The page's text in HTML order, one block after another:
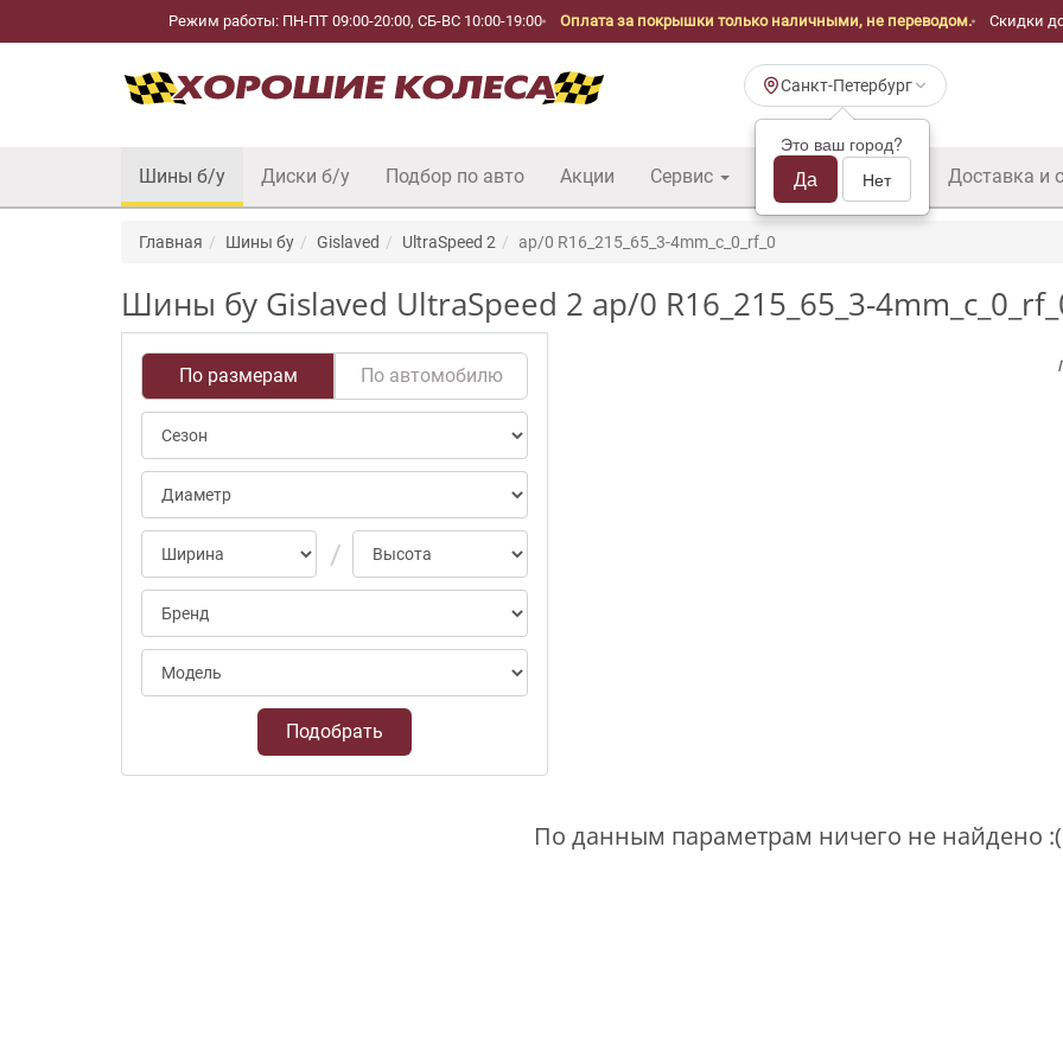
Режим работы: ПН-ПТ 09:00-20:00, СБ-ВС 10:00-19:00 Оплата за покрышки только наличными, не переводом. Скидки
Санкт-Петербург
Это ваш город?
Да Нет
Шины б/у Диски б/у Подбор по авто Акции Сервис Шины б/у оптом Доставка и
Главная Шины бу Gislaved UltraSpeed 2 ap/0 R16_215_65_3-4mm_c_0_rf_0
Шины бу Gislaved UltraSpeed 2 ap/0 R16_215_65_3-
По размерам По автомобилю
Подобрать
По данным параметрам ничего не найдено :(